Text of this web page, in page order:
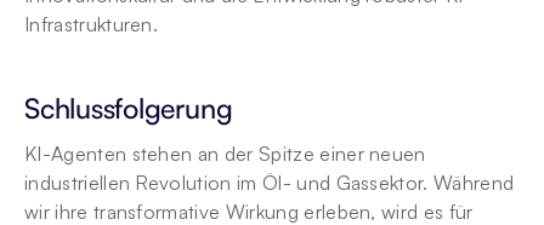
Infrastrukturen.
Schlussfolgerung
KI-Agenten stehen an der Spitze einer neuen
industriellen Revolution im Öl- und Gassektor. Während
wir ihre transformative Wirkung erleben, wird es für